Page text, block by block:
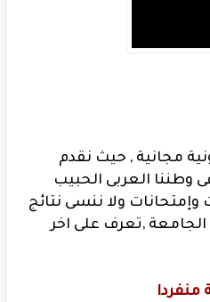
مجانية , حيث نقدم
وطننا العربى الحبيب
ولا ننسى نتائج
الجامعة ,تعرف على اخر